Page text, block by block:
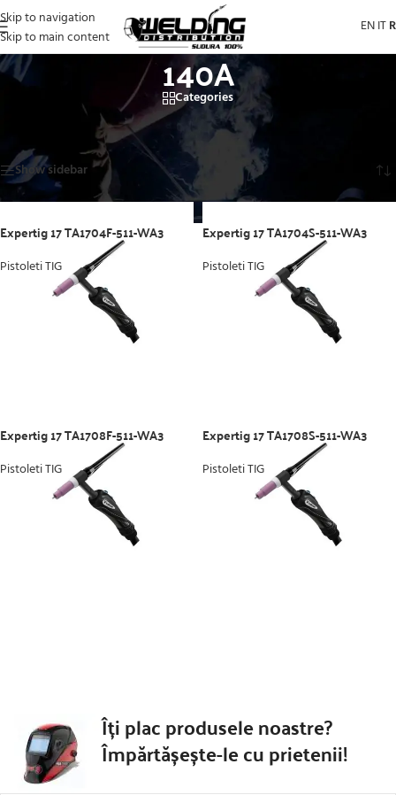
Skip to navigation
Skip to main content
ENIT
140A
Categories
Produsele noastre/Produse etichetate „140A”
Afișez toate cele 4 rezultate
Show sidebar
Expertig 17 TA1704F-511-WA3
Pistoleti TIG
Expertig 17 TA1704S-511-WA3
Pistoleti TIG
Expertig 17 TA1708F-511-WA3
Pistoleti TIG
Expertig 17 TA1708S-511-WA3
Pistoleti TIG
Îți plac produsele noastre?
Împărtășește-le cu prietenii!